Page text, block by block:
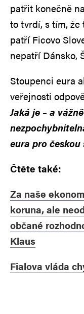
patřit konečně
to tvrdí, s tím,
patří Ficovo
nepatří Dánsko,
Stoupenci eura
veřejnosti
Jaká je – a
eura pro
Čtěte také:
Za naše
koruna, ale
občané
Klaus
Fialova vláda